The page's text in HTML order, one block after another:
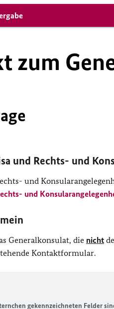
zum
und Rechts- und
und
und
Generalkonsulat, die nicht
Kontaktformular.
gekennzeichneten Felder